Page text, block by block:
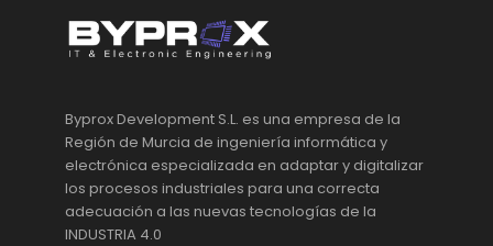
Byprox Development S.L. es una empresa de la
Región de Murcia de ingeniería informática y
electrónica especializada en adaptar y digitalizar
los procesos industriales para una correcta
adecuación a las nuevas tecnologías de la
INDUSTRIA 4.0